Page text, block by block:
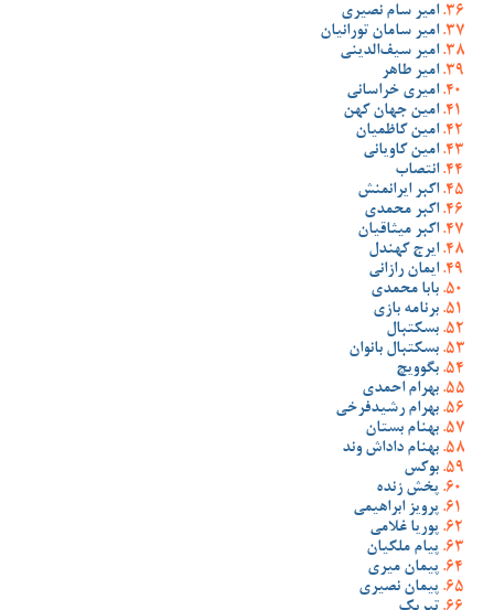
امیر سام نصیری
امیر سامان تورانیان
امیر سیف‌الدینی
امیر طاهر
امیری خراسانی
امین جهان کهن
امین کاظمیان
امین کاویانی
انتصاب
اکبر ایرانمنش
اکبر محمدی
اکبر میثاقیان
ایرج کهندل
ایمان رازانی
بابا محمدی
برنامه بازی
بسکتبال
بسکتبال بانوان
بگوویچ
بهرام احمدی
بهرام رشیدفرخی
بهنام بستان
بهنام داداش وند
بوکس
پخش زنده
پرویز ابراهیمی
پوریا غلامی
پیام ملکیان
پیمان میری
پیمان نصیری